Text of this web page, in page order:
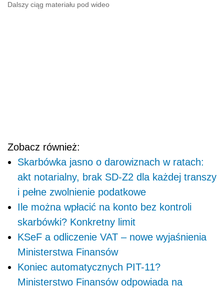
Dalszy ciąg materiału pod wideo
Zobacz również:
Skarbówka jasno o darowiznach w ratach:
akt notarialny, brak SD-Z2 dla każdej transzy
i pełne zwolnienie podatkowe
Ile można wpłacić na konto bez kontroli
skarbówki? Konkretny limit
KSeF a odliczenie VAT – nowe wyjaśnienia
Ministerstwa Finansów
Koniec automatycznych PIT-11?
Ministerstwo Finansów odpowiada na